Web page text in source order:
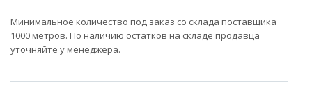
Минимальное количество под заказ со склада поставщика
1000 метров. По наличию остатков на складе продавца
уточняйте у менеджера.